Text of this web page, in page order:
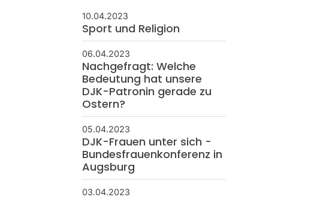
10.04.2023
Sport und Religion
06.04.2023
Nachgefragt: Welche
Bedeutung hat unsere
DJK-Patronin gerade zu
Ostern?
05.04.2023
DJK-Frauen unter sich -
Bundesfrauenkonferenz in
Augsburg
03.04.2023